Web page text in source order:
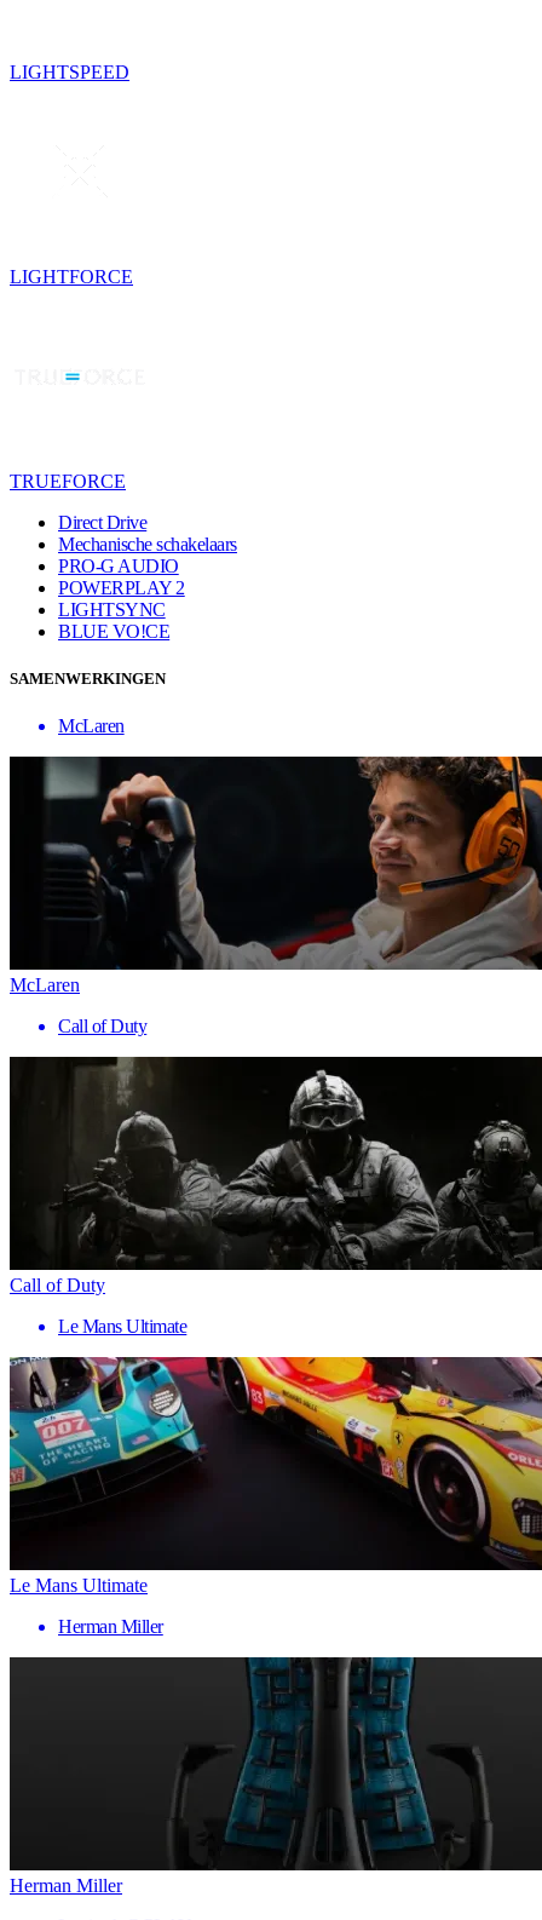
LIGHTSPEED
LIGHTFORCE
TRUEFORCE
Direct Drive
Mechanische schakelaars
PRO-G AUDIO
POWERPLAY 2
LIGHTSYNC
BLUE VO!CE
SAMENWERKINGEN
McLaren
McLaren
Call of Duty
Call of Duty
Le Mans Ultimate
Le Mans Ultimate
Herman Miller
Herman Miller